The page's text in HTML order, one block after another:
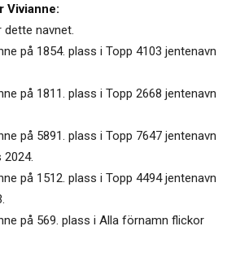
Vivianne:
navnet.
på 1854. plass i Topp 4103 jentenavn
på 1811. plass i Topp 2668 jentenavn
på 5891. plass i Topp 7647 jentenavn
2024.
på 1512. plass i Topp 4494 jentenavn
på 569. plass i Alla förnamn flickor